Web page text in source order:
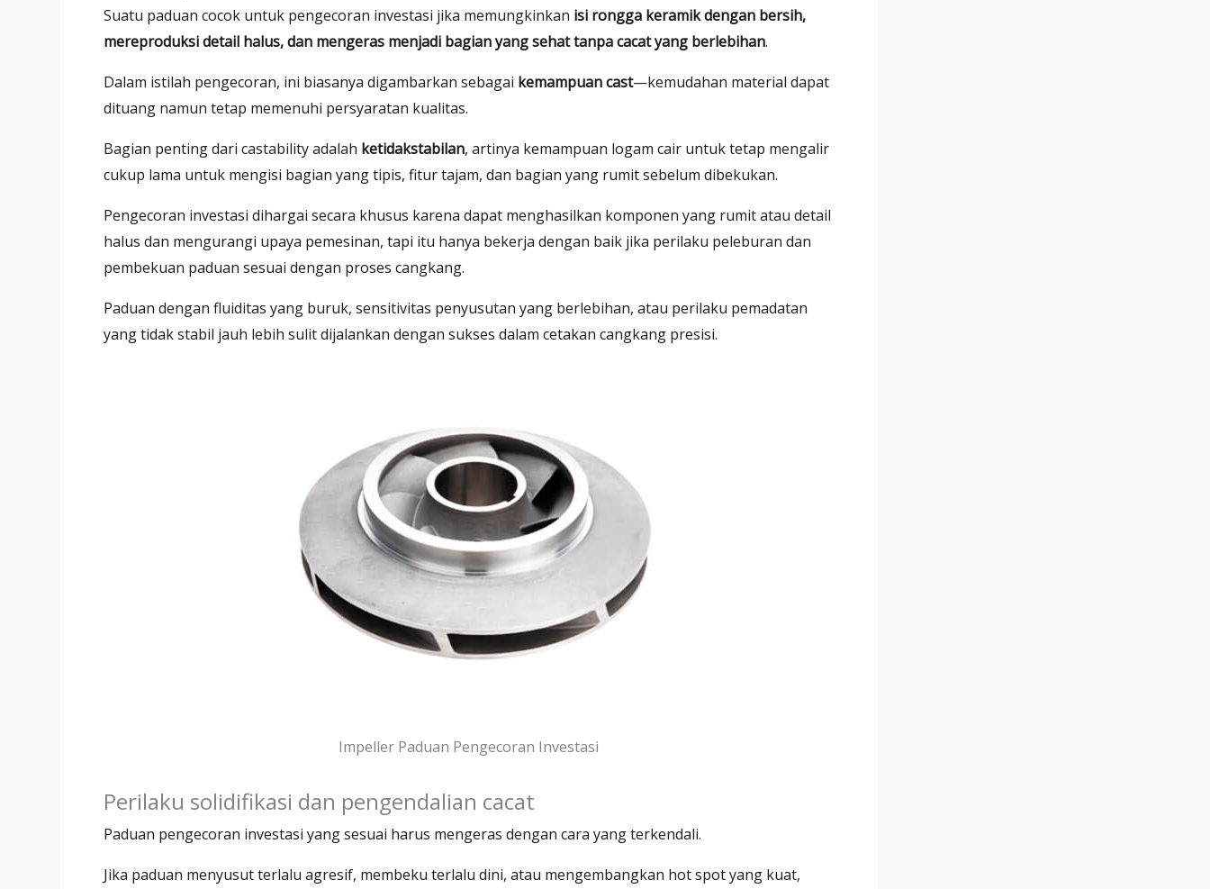
Suatu paduan cocok untuk pengecoran investasi jika memungkinkan isi rongga keramik dengan bersih,
mereproduksi detail halus, dan mengeras menjadi bagian yang sehat tanpa cacat yang berlebihan.
Dalam istilah pengecoran, ini biasanya digambarkan sebagai kemampuan cast—kemudahan material dapat
dituang namun tetap memenuhi persyaratan kualitas.
Bagian penting dari castability adalah ketidakstabilan, artinya kemampuan logam cair untuk tetap mengalir
cukup lama untuk mengisi bagian yang tipis, fitur tajam, dan bagian yang rumit sebelum dibekukan.
Pengecoran investasi dihargai secara khusus karena dapat menghasilkan komponen yang rumit atau detail
halus dan mengurangi upaya pemesinan, tapi itu hanya bekerja dengan baik jika perilaku peleburan dan
pembekuan paduan sesuai dengan proses cangkang.
Paduan dengan fluiditas yang buruk, sensitivitas penyusutan yang berlebihan, atau perilaku pemadatan
yang tidak stabil jauh lebih sulit dijalankan dengan sukses dalam cetakan cangkang presisi.
Impeller Paduan Pengecoran Investasi
Perilaku solidifikasi dan pengendalian cacat
Paduan pengecoran investasi yang sesuai harus mengeras dengan cara yang terkendali.
Jika paduan menyusut terlalu agresif, membeku terlalu dini, atau mengembangkan hot spot yang kuat,